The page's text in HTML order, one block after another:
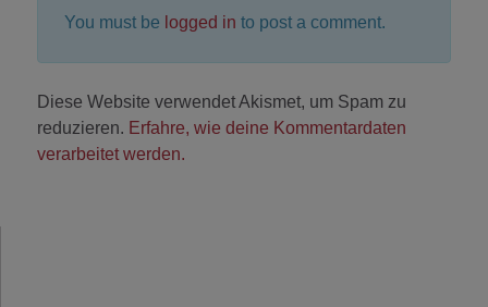
You must be logged in to post a comment.
Diese Website verwendet Akismet, um Spam zu
reduzieren. Erfahre, wie deine Kommentardaten
verarbeitet werden.